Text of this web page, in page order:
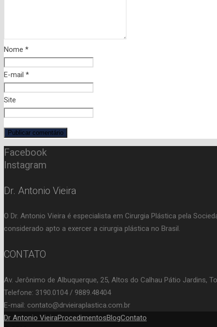
Nome *
E-mail *
Site
Facebook
Instagram
Dr. Antonio Vieira
O Dr. Antonio Vieira é especialista em Cirurgia Plástica pela
considerado apto a exercer a cirurgia plástica no Brasil.
CONTATO
Av. Jerônimo de Albuquerque, 25, Altos do Calhau Pátio Jardins,
Telefone: 3190.0104 / 9889.48404
E-mail: contato@drvieiraplastica.com.br
Dr Antonio VieiraProcedimentosBlogContato